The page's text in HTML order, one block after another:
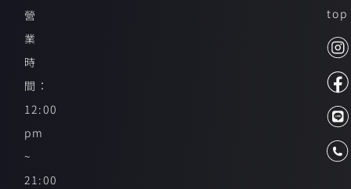
營
業
時
間：
12:00
pm
~
21:00
top